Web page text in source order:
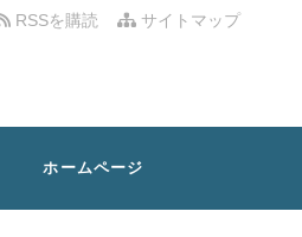
サイトマップ
RSSを購読
ホームページ